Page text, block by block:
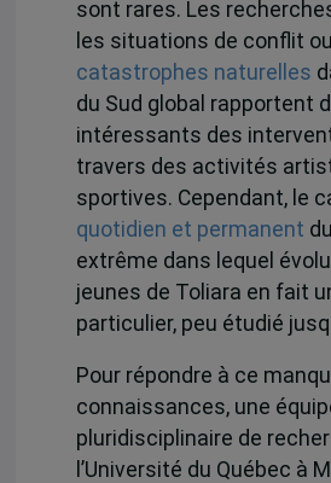
sont rares. Les
les situations de conflit
catastrophes naturelles
du Sud global rapportent
intéressants des
travers des activités
sportives. Cependant, le
quotidien et permanent
extrême dans lequel
jeunes de Toliara en fait
particulier, peu étudié
Pour répondre à ce
connaissances, une
pluridisciplinaire de
l’Université du Québec à